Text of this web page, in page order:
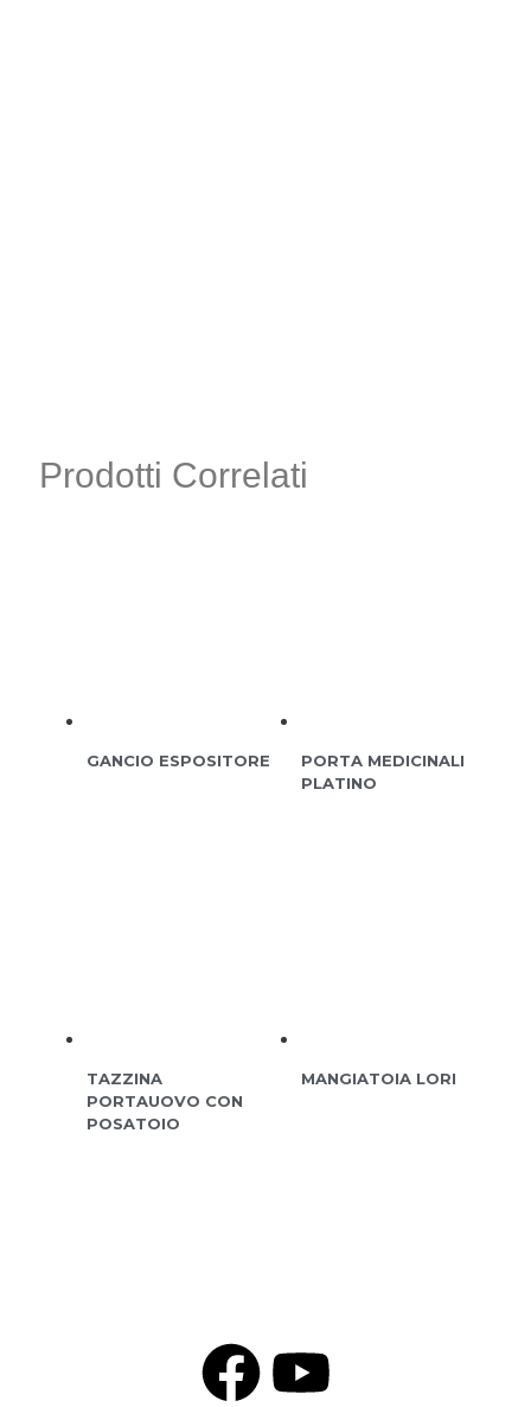
Prodotti Correlati
GANCIO ESPOSITORE
PORTA MEDICINALI
PLATINO
TAZZINA
PORTAUOVO CON
POSATOIO
MANGIATOIA LORI